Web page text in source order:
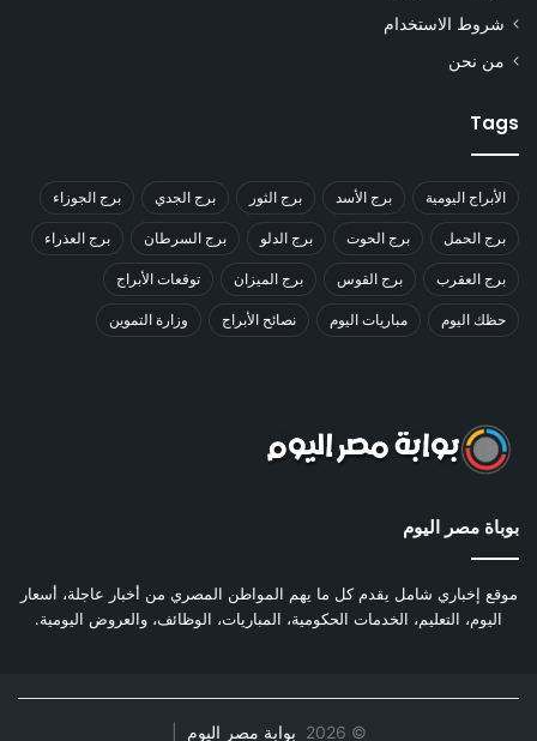
شروط الاستخدام
من نحن
Tags
الأبراج اليومية برج الأسد برج الثور برج الجدي برج الجوزاء
برج الحمل برج الحوت برج الدلو برج السرطان برج العذراء
برج العقرب برج القوس برج الميزان توقعات الأبراج
حظك اليوم مباريات اليوم نصائح الأبراج وزارة التموين
بوباة مصر اليوم
موقع إخباري شامل يقدم كل ما يهم المواطن المصري من أخبار عاجلة، أسعار
اليوم، التعليم، الخدمات الحكومية، المباريات، الوظائف، والعروض اليومية.
©
2026 بوابة مصر اليوم